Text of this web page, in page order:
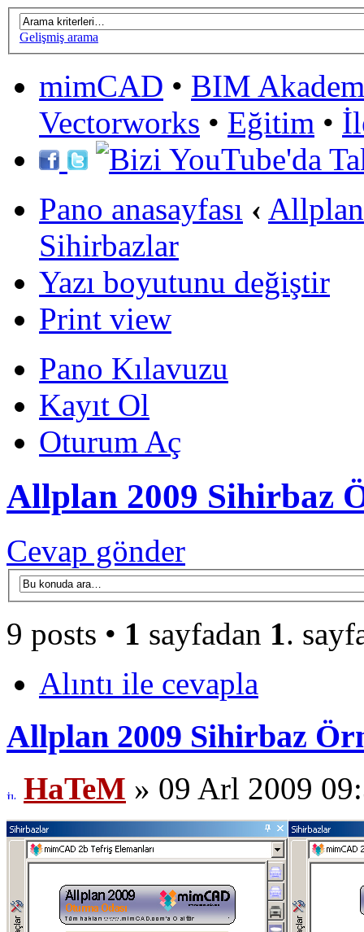
Gelişmiş arama
mimCAD • BIM
Vectorworks • Eğitim •
Pano anasayfası ‹
Sihirbazlar
Yazı boyutunu değiştir
Print view
Pano Kılavuzu
Kayıt Ol
Oturum Aç
Allplan 2009 Sihirbaz
Cevap gönder
9 posts • 1 sayfadan 1.
Alıntı ile cevapla
Allplan 2009 Sihirbaz
HaTeM » 09 Arl 2009